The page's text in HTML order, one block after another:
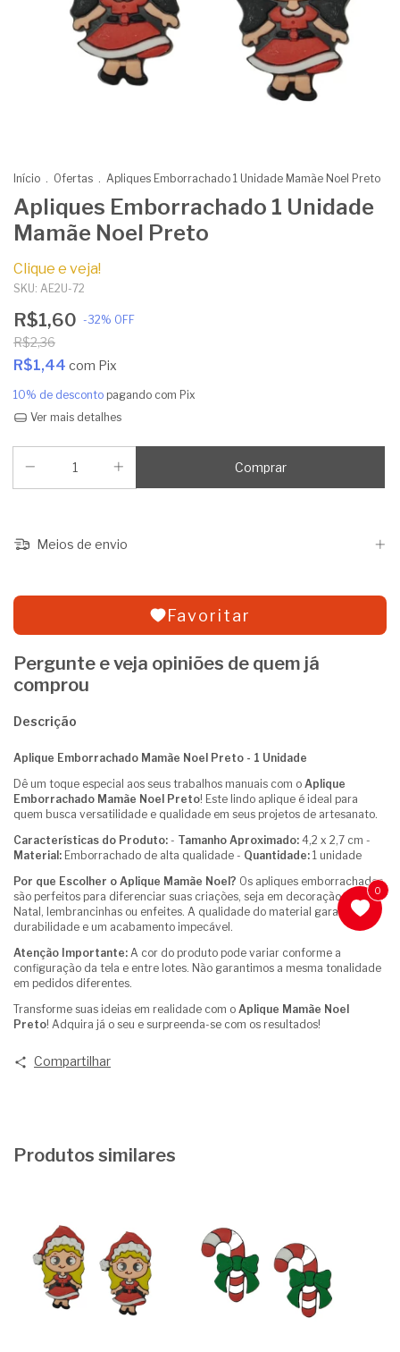
Início . Ofertas . Apliques Emborrachado 1 Unidade Mamãe Noel Preto
Apliques Emborrachado 1 Unidade
Mamãe Noel Preto
Clique e veja!
SKU: AE2U-72
R$1,60 -32% OFF
R$2,36
R$1,44 com Pix
10% de desconto pagando com Pix
Ver mais detalhes
Meios de envio
Favoritar
Pergunte e veja opiniões de quem já
comprou
Descrição
Aplique Emborrachado Mamãe Noel Preto - 1 Unidade
Dê um toque especial aos seus trabalhos manuais com o Aplique
Emborrachado Mamãe Noel Preto! Este lindo aplique é ideal para
quem busca versatilidade e qualidade em seus projetos de artesanato.
Características do Produto: - Tamanho Aproximado: 4,2 x 2,7 cm -
Material: Emborrachado de alta qualidade - Quantidade: 1 unidade
Por que Escolher o Aplique Mamãe Noel? Os apliques emborrachados
são perfeitos para diferenciar suas criações, seja em decoração de
Natal, lembrancinhas ou enfeites. A qualidade do material garante
durabilidade e um acabamento impecável.
Atenção Importante: A cor do produto pode variar conforme a
configuração da tela e entre lotes. Não garantimos a mesma tonalidade
em pedidos diferentes.
Transforme suas ideias em realidade com o Aplique Mamãe Noel
Preto! Adquira já o seu e surpreenda-se com os resultados!
Compartilhar
Produtos similares
0